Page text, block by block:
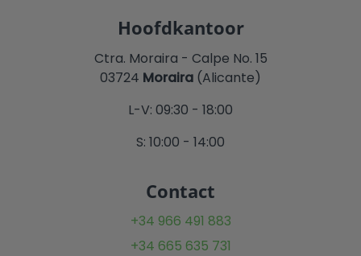
Hoofdkantoor
Ctra. Moraira - Calpe No. 15
03724 Moraira (Alicante)
L-V: 09:30 - 18:00
S: 10:00 - 14:00
Contact
+34 966 491 883
+34 665 635 731